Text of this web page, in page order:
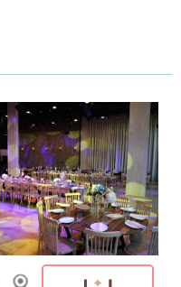
אפטאון
חדש!הכירו
אירועים חדש
פתח תקווה,
עיצוב מרהיב,